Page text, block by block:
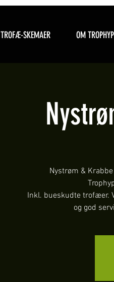
TROFÆ-SKEMAER OM
Nystrøm &
Inkl. bueskudte trofæer.
og god